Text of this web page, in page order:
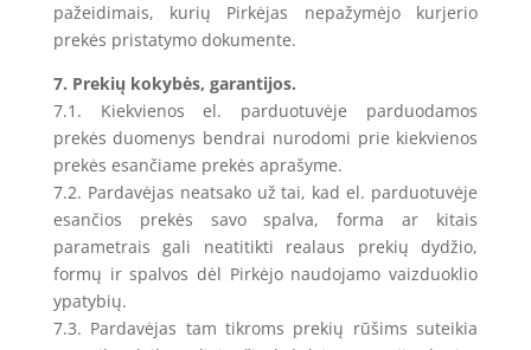
pažeidimais, kurių Pirkėjas nepažymėjo kurjerio
prekės pristatymo dokumente.
7. Prekių kokybės, garantijos.
7.1. Kiekvienos el. parduotuvėje parduodamos
prekės duomenys bendrai nurodomi prie kiekvienos
prekės esančiame prekės aprašyme.
7.2. Pardavėjas neatsako už tai, kad el. parduotuvėje
esančios prekės savo spalva, forma ar kitais
parametrais gali neatitikti realaus prekių dydžio,
formų ir spalvos dėl Pirkėjo naudojamo vaizduoklio
ypatybių.
7.3. Pardavėjas tam tikroms prekių rūšims suteikia